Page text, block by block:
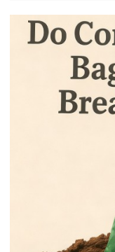
industrial y
soluciones
certificaciones
auténtica